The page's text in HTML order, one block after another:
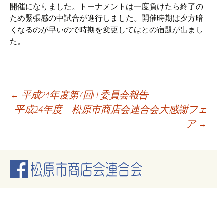
開催になりました。トーナメントは一度負けたら終了の
ため緊張感の中試合が進行しました。開催時期は夕方暗
くなるのが早いので時期を変更してはとの宿題が出まし
た。
投
ナ
← 平成24年度第7回IT委員会報告
平成24年度 松原市商店会連合会大感謝フェ
ア →